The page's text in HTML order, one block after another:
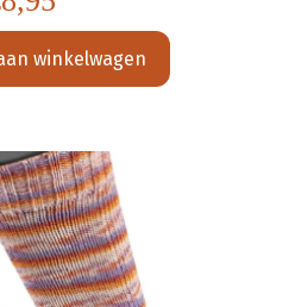
winkelwagen